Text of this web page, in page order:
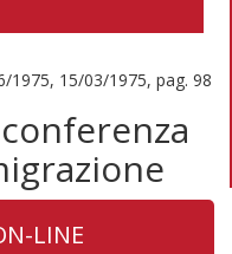
1975, 15/03/1975, pag. 98
LINE